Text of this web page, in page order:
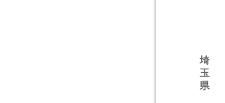
埼
玉
県